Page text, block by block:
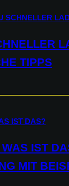
TIPPS
IST
MIT